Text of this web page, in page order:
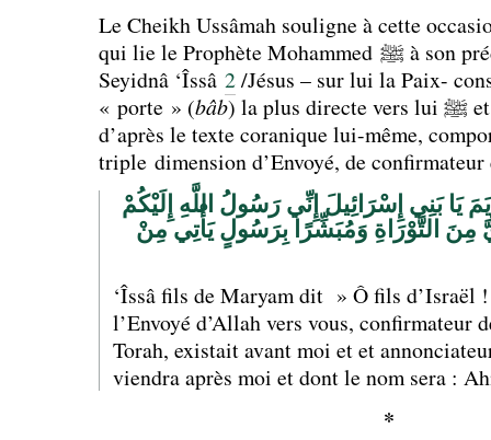
Le Cheikh Ussâmah souligne à cette
qui lie le Prophète Mohammed ﷺ à son prédécesseur direct
Seyidnâ ‘Îssâ 2/Jésus – sur lui la Paix-
« porte » (bâb) la plus directe vers lui ﷺ et dont la fonction,
d’après le texte coranique lui-même,
triple dimension d’Envoyé, de confirmateur
بَنِي إِسْرَائِيلَ إِنِّي رَسُولُ اللَّهِ إِلَيْكُمْ
مِنَ التَّوْرَاةِ وَمُبَشِّرًا بِرَسُولٍ يَأْتِي مِنْ
‘Îssâ fils de Maryam dit » Ô fils d’Israël
l’Envoyé d’Allah vers vous, confirmateur
Torah, existait avant moi et et
viendra après moi et dont le nom sera :
*